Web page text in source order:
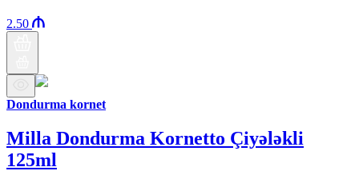
2.50
Dondurma kornet
Milla Dondurma Kornetto Çiyələkli
125ml